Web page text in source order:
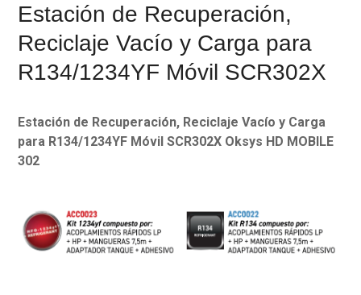
Estación de Recuperación,
Reciclaje Vacío y Carga para
R134/1234YF Móvil SCR302X
Estación de Recuperación, Reciclaje Vacío y Carga
para R134/1234YF Móvil SCR302X Oksys HD MOBILE
302